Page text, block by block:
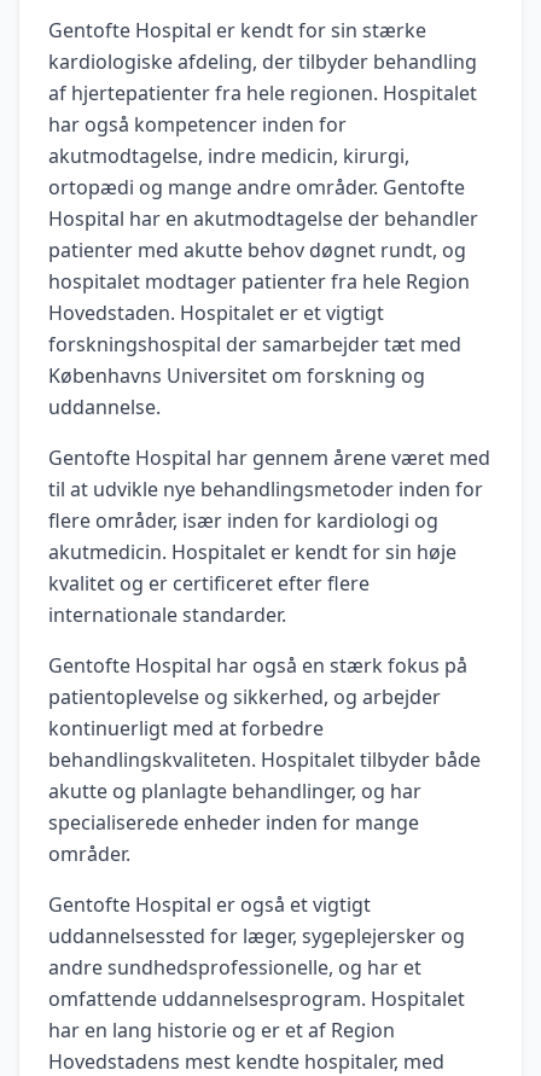
Gentofte Hospital er kendt for sin stærke
kardiologiske afdeling, der tilbyder behandling
af hjertepatienter fra hele regionen. Hospitalet
har også kompetencer inden for
akutmodtagelse, indre medicin, kirurgi,
ortopædi og mange andre områder. Gentofte
Hospital har en akutmodtagelse der behandler
patienter med akutte behov døgnet rundt, og
hospitalet modtager patienter fra hele Region
Hovedstaden. Hospitalet er et vigtigt
forskningshospital der samarbejder tæt med
Københavns Universitet om forskning og
uddannelse.
Gentofte Hospital har gennem årene været med
til at udvikle nye behandlingsmetoder inden for
flere områder, især inden for kardiologi og
akutmedicin. Hospitalet er kendt for sin høje
kvalitet og er certificeret efter flere
internationale standarder.
Gentofte Hospital har også en stærk fokus på
patientoplevelse og sikkerhed, og arbejder
kontinuerligt med at forbedre
behandlingskvaliteten. Hospitalet tilbyder både
akutte og planlagte behandlinger, og har
specialiserede enheder inden for mange
områder.
Gentofte Hospital er også et vigtigt
uddannelsessted for læger, sygeplejersker og
andre sundhedsprofessionelle, og har et
omfattende uddannelsesprogram. Hospitalet
har en lang historie og er et af Region
Hovedstadens mest kendte hospitaler, med